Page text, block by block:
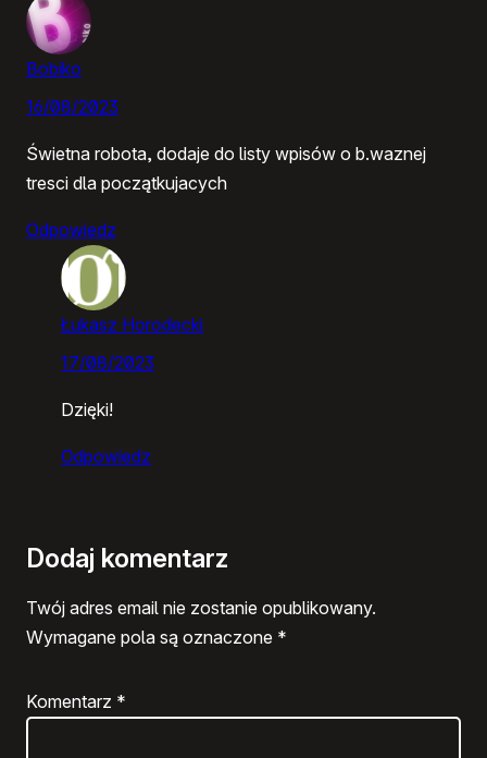
Bobiko
16/08/2023
Świetna robota, dodaje do listy wpisów o b.waznej
tresci dla początkujacych
Odpowiedz
Łukasz Horodecki
17/08/2023
Dzięki!
Odpowiedz
Dodaj komentarz
Twój adres email nie zostanie opublikowany.
Wymagane pola są oznaczone *
Komentarz *